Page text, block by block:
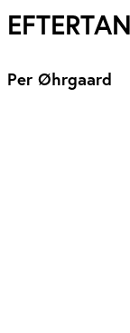
Per Øhrgaard